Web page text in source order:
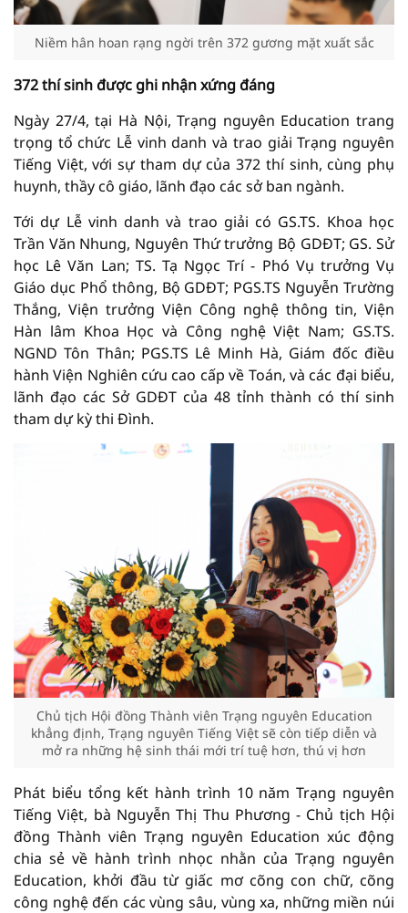
Niềm hân hoan rạng ngời trên 372 gương mặt xuất sắc
372 thí sinh được ghi nhận xứng đáng
Ngày 27/4, tại Hà Nội, Trạng nguyên Education trang
trọng tổ chức Lễ vinh danh và trao giải Trạng nguyên
Tiếng Việt, với sự tham dự của 372 thí sinh, cùng phụ
huynh, thầy cô giáo, lãnh đạo các sở ban ngành.
Tới dự Lễ vinh danh và trao giải có GS.TS. Khoa học
Trần Văn Nhung, Nguyên Thứ trưởng Bộ GDĐT; GS. Sử
học Lê Văn Lan; TS. Tạ Ngọc Trí - Phó Vụ trưởng Vụ
Giáo dục Phổ thông, Bộ GDĐT; PGS.TS Nguyễn Trường
Thắng, Viện trưởng Viện Công nghệ thông tin, Viện
Hàn lâm Khoa Học và Công nghệ Việt Nam; GS.TS.
NGND Tôn Thân; PGS.TS Lê Minh Hà, Giám đốc điều
hành Viện Nghiên cứu cao cấp về Toán, và các đại biểu,
lãnh đạo các Sở GDĐT của 48 tỉnh thành có thí sinh
tham dự kỳ thi Đình.
Chủ tịch Hội đồng Thành viên Trạng nguyên Education
khẳng định, Trạng nguyên Tiếng Việt sẽ còn tiếp diễn và
mở ra những hệ sinh thái mới trí tuệ hơn, thú vị hơn
Phát biểu tổng kết hành trình 10 năm Trạng nguyên
Tiếng Việt, bà Nguyễn Thị Thu Phương - Chủ tịch Hội
đồng Thành viên Trạng nguyên Education xúc động
chia sẻ về hành trình nhọc nhằn của Trạng nguyên
Education, khởi đầu từ giấc mơ cõng con chữ, cõng
công nghệ đến các vùng sâu, vùng xa, những miền núi